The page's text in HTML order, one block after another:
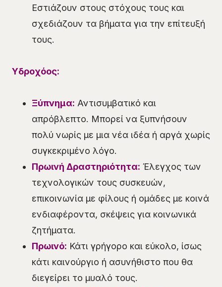
Εστιάζουν στους στόχους τους και
σχεδιάζουν τα βήματα για την επίτευξή
τους.
Υδροχόος:
Ξύπνημα: Αντισυμβατικό και
απρόβλεπτο. Μπορεί να ξυπνήσουν
πολύ νωρίς με μια νέα ιδέα ή αργά χωρίς
συγκεκριμένο λόγο.
Πρωινή Δραστηριότητα: Έλεγχος των
τεχνολογικών τους συσκευών,
επικοινωνία με φίλους ή ομάδες με κοινά
ενδιαφέροντα, σκέψεις για κοινωνικά
ζητήματα.
Πρωινό: Κάτι γρήγορο και εύκολο, ίσως
κάτι καινούργιο ή ασυνήθιστο που θα
διεγείρει το μυαλό τους.